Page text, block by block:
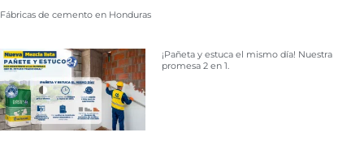
Fábricas de cemento en Honduras
¡Pañeta y estuca el mismo día! Nuestra
promesa 2 en 1.